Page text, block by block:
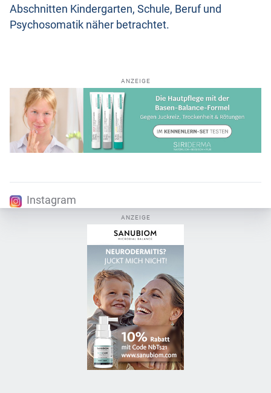
Abschnitten Kindergarten, Schule, Beruf und
Psychosomatik näher betrachtet.
ANZEIGE
Instagram
ANZEIGE